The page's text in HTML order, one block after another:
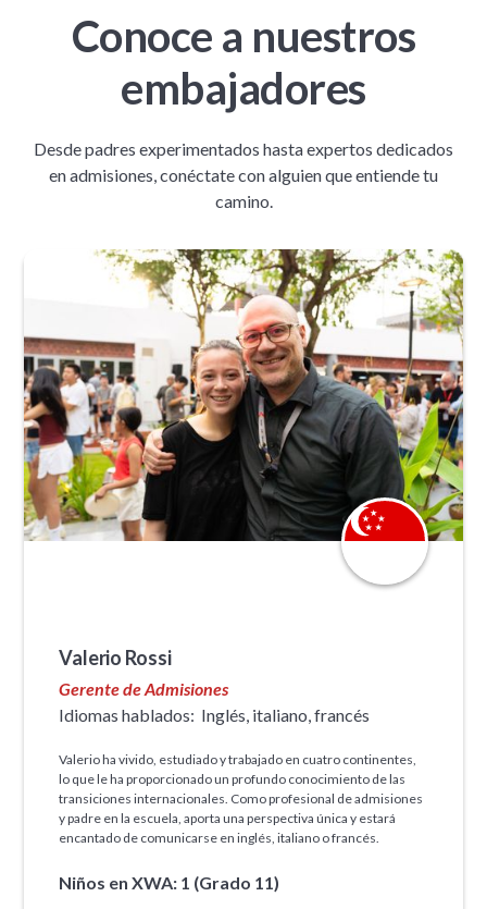
Conoce a nuestros
embajadores
Desde padres experimentados hasta expertos dedicados
en admisiones, conéctate con alguien que entiende tu
camino.
Valerio Rossi
Gerente de Admisiones
Idiomas hablados: Inglés, italiano, francés
Valerio ha vivido, estudiado y trabajado en cuatro continentes,
lo que le ha proporcionado un profundo conocimiento de las
transiciones internacionales. Como profesional de admisiones
y padre en la escuela, aporta una perspectiva única y estará
encantado de comunicarse en inglés, italiano o francés.
Niños en XWA: 1 (Grado 11)